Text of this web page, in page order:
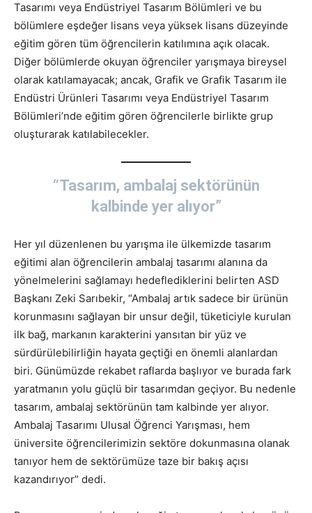
Tasarımı veya Endüstriyel Tasarım Bölümleri ve bu
bölümlere eşdeğer lisans veya yüksek lisans düzeyinde
eğitim gören tüm öğrencilerin katılımına açık olacak.
Diğer bölümlerde okuyan öğrenciler yarışmaya bireysel
olarak katılamayacak; ancak, Grafik ve Grafik Tasarım ile
Endüstri Ürünleri Tasarımı veya Endüstriyel Tasarım
Bölümleri’nde eğitim gören öğrencilerle birlikte grup
oluşturarak katılabilecekler.
“Tasarım, ambalaj sektörünün
kalbinde yer alıyor”
Her yıl düzenlenen bu yarışma ile ülkemizde tasarım
eğitimi alan öğrencilerin ambalaj tasarımı alanına da
yönelmelerini sağlamayı hedeflediklerini belirten ASD
Başkanı Zeki Sarıbekir, “Ambalaj artık sadece bir ürünün
korunmasını sağlayan bir unsur değil, tüketiciyle kurulan
ilk bağ, markanın karakterini yansıtan bir yüz ve
sürdürülebilirliğin hayata geçtiği en önemli alanlardan
biri. Günümüzde rekabet raflarda başlıyor ve burada fark
yaratmanın yolu güçlü bir tasarımdan geçiyor. Bu nedenle
tasarım, ambalaj sektörünün tam kalbinde yer alıyor.
Ambalaj Tasarımı Ulusal Öğrenci Yarışması, hem
üniversite öğrencilerimizin sektöre dokunmasına olanak
tanıyor hem de sektörümüze taze bir bakış açısı
kazandırıyor” dedi.